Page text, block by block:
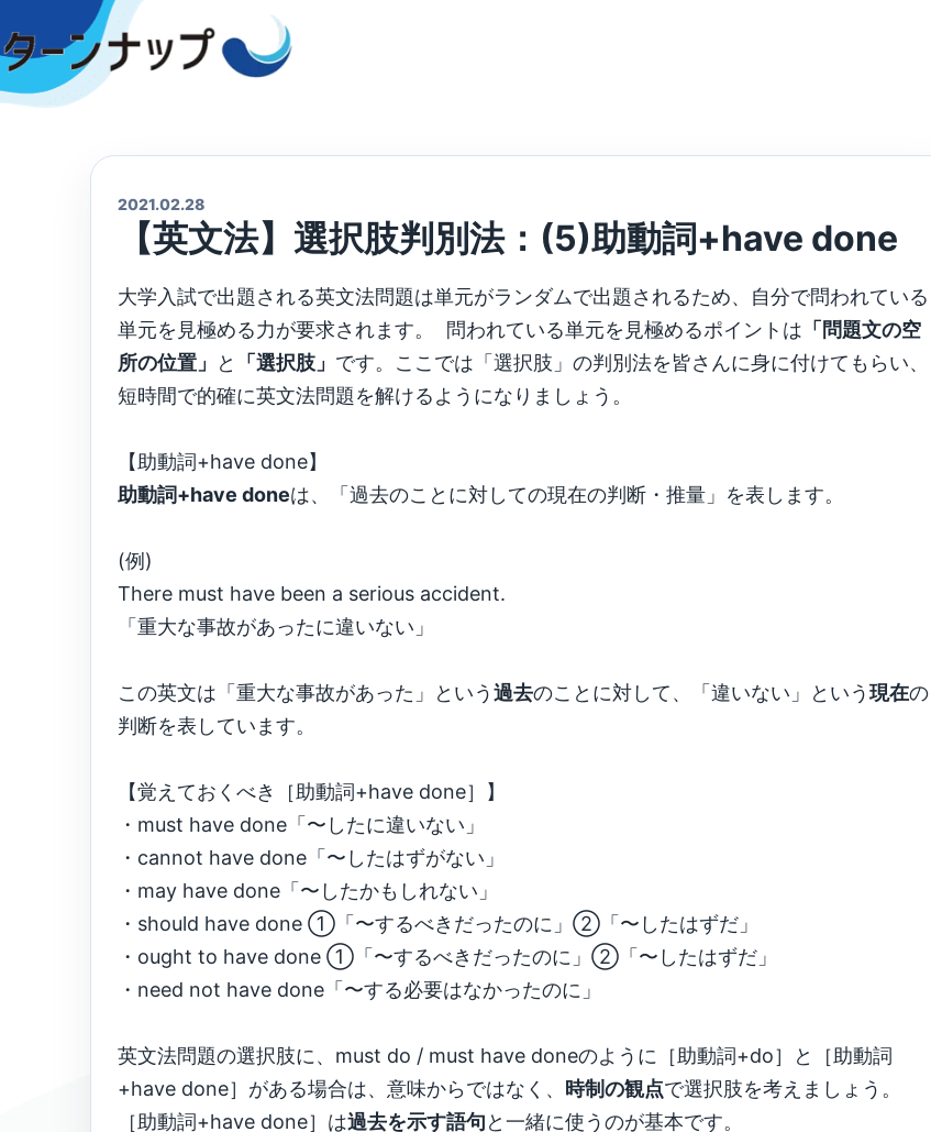
to
content
2021.02.28
【英文法】選択肢判別法：(5)助動詞+have done
大学入試で出題される英文法問題は単元がランダムで出題されるため、自分で問われている
単元を見極める力が要求されます。 問われている単元を見極めるポイントは 「問題文の空
所の位置」
と 「選択肢」 です。ここでは「選択肢」の判別法を皆さんに身に付けてもらい、
短時間で的確に英文法問題を解けるようになりましょう。
【助動詞+have done】
助動詞+have doneは、「過去のことに対しての現在の判断・推量」を表します。
(例)
There must have been a serious accident.
「重大な事故があったに違いない」
この英文は「重大な事故があった」という過去のことに対して、「違いない」という現在の
判断を表しています。
【覚えておくべき［助動詞+have done］】
・must have done「〜したに違いない」
・cannot have done「〜したはずがない」
・may have done「〜したかもしれない」
・should have done ①「〜するべきだったのに」②「〜したはずだ」
・ought to have done ①「〜するべきだったのに」②「〜したはずだ」
・need not have done「〜する必要はなかったのに」
英文法問題の選択肢に、must do / must have doneのように［助動詞+do］と［助動詞
+have done］がある場合は、意味からではなく、
時制の観点で選択肢を考えましょう。
［助動詞+have done］は過去を示す語句と一緒に使うのが基本です。